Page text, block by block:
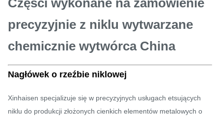
Części wykonane na zamówienie
precyzyjnie z niklu wytwarzane
chemicznie wytwórca China
Nagłówek o rzeźbie niklowej
Xinhaisen specjalizuje się w precyzyjnych usługach etsujących
niklu do produkcji złożonych cienkich elementów metalowych o